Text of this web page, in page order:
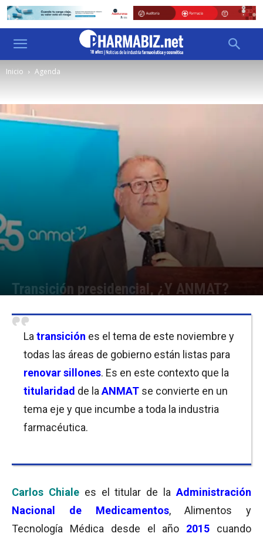
Inicio Agenda
Transición presidencial, ¿Y ANMAT?
La transición es el tema de este noviembre y
todas las áreas de gobierno están listas para
renovar sillones. Es en este contexto que la
titularidad de la ANMAT se convierte en un
tema eje y que incumbe a toda la industria
farmacéutica.
Carlos Chialees el titular de laAdministración
Nacional de Medicamentos, Alimentos y
Tecnología Médica desde el año 2015
cuando